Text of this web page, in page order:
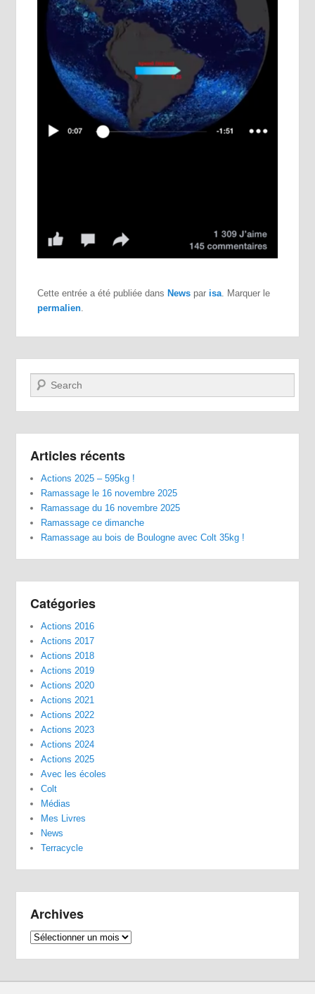
Cette entrée a été publiée dans News par isa. Marquer le
permalien.
Recherche
Articles récents
Actions 2025 – 595kg !
Ramassage le 16 novembre 2025
Ramassage du 16 novembre 2025
Ramassage ce dimanche
Ramassage au bois de Boulogne avec Colt 35kg !
Catégories
Actions 2016
Actions 2017
Actions 2018
Actions 2019
Actions 2020
Actions 2021
Actions 2022
Actions 2023
Actions 2024
Actions 2025
Avec les écoles
Colt
Médias
Mes Livres
News
Terracycle
Archives
Archives